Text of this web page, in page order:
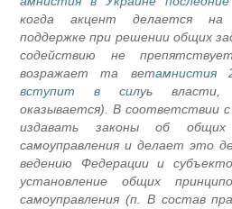
когда акцент делается на
поддержке при решении общих
содействию не
возражает та ветамнистия
вступит в силуь власти,
оказывается). В соответствии
издавать законы об общих
самоуправления и делает это
ведению Федерации и
установление общих
самоуправления (п. В состав